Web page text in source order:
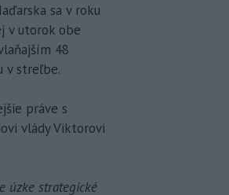
sa v roku
v utorok obe
48
v streľbe.
práve s
vlády Viktorovi
úzke strategické